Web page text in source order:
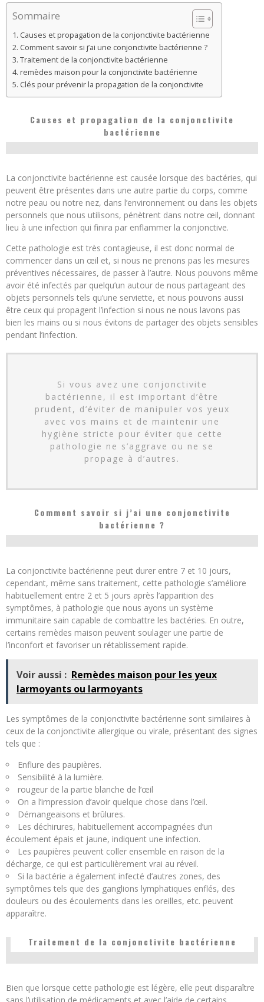
Sommaire
Causes et propagation de la conjonctivite bactérienne
Comment savoir si j’ai une conjonctivite bactérienne ?
Traitement de la conjonctivite bactérienne
remèdes maison pour la conjonctivite bactérienne
Clés pour prévenir la propagation de la conjonctivite
Causes et propagation de la conjonctivite
bactérienne
La conjonctivite bactérienne est causée lorsque des bactéries, qui
peuvent être présentes dans une autre partie du corps, comme
notre peau ou notre nez, dans l’environnement ou dans les objets
personnels que nous utilisons, pénètrent dans notre œil, donnant
lieu à une infection qui finira par enflammer la conjonctive.
Cette pathologie est très contagieuse, il est donc normal de
commencer dans un œil et, si nous ne prenons pas les mesures
préventives nécessaires, de passer à l’autre. Nous pouvons même
avoir été infectés par quelqu’un autour de nous partageant des
objets personnels tels qu’une serviette, et nous pouvons aussi
être ceux qui propagent l’infection si nous ne nous lavons pas
bien les mains ou si nous évitons de partager des objets sensibles
pendant l’infection.
Si vous avez une conjonctivite
bactérienne, il est important d’être
prudent, d’éviter de manipuler vos yeux
avec vos mains et de maintenir une
hygiène stricte pour éviter que cette
pathologie ne s’aggrave ou ne se
propage à d’autres.
Comment savoir si j’ai une conjonctivite
bactérienne ?
La conjonctivite bactérienne peut durer entre 7 et 10 jours,
cependant, même sans traitement, cette pathologie s’améliore
habituellement entre 2 et 5 jours après l’apparition des
symptômes, à pathologie que nous ayons un système
immunitaire sain capable de combattre les bactéries. En outre,
certains remèdes maison peuvent soulager une partie de
l’inconfort et favoriser un rétablissement rapide.
Voir aussi : Remèdes maison pour les yeux
larmoyants ou larmoyants
Les symptômes de la conjonctivite bactérienne sont similaires à
ceux de la conjonctivite allergique ou virale, présentant des signes
tels que :
Enflure des paupières.
Sensibilité à la lumière.
rougeur de la partie blanche de l’œil
On a l’impression d’avoir quelque chose dans l’œil.
Démangeaisons et brûlures.
Les déchirures, habituellement accompagnées d’un
écoulement épais et jaune, indiquent une infection.
Les paupières peuvent coller ensemble en raison de la
décharge, ce qui est particulièrement vrai au réveil.
Si la bactérie a également infecté d’autres zones, des
symptômes tels que des ganglions lymphatiques enflés, des
douleurs ou des écoulements dans les oreilles, etc. peuvent
apparaître.
Traitement de la conjonctivite bactérienne
Bien que lorsque cette pathologie est légère, elle peut disparaître